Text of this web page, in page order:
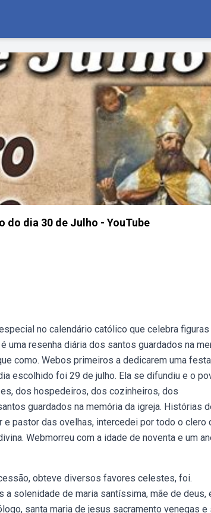
do dia 30 de Julho - YouTube
no calendário católico que celebra figuras
uma resenha diária dos santos guardados na
como. Webos primeiros a dedicarem uma festa
escolhido foi 29 de julho. Ela se difundiu e o
dos hospedeiros, dos cozinheiros, dos
guardados na memória da igreja. Histórias
pastor das ovelhas, intercedei por todo o clero
Webmorreu com a idade de noventa e um
obteve diversos favores celestes, foi.
solenidade de maria santíssima, mãe de deus,
santa maria de jesus sacramento venegas e